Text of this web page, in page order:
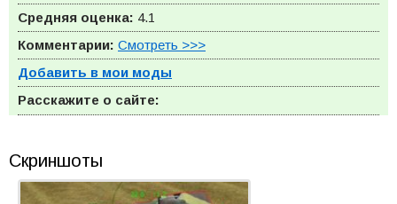
Средняя оценка: 4.1
Комментарии: Смотреть >>>
Добавить в мои моды
Расскажите о сайте:
Скриншоты